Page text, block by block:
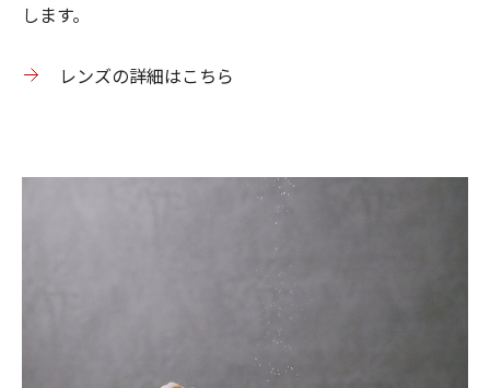
します。
レンズの詳細はこちら